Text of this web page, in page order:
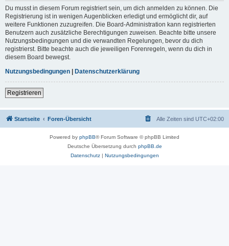
Du musst in diesem Forum registriert sein, um dich anmelden zu können. Die
Registrierung ist in wenigen Augenblicken erledigt und ermöglicht dir, auf
weitere Funktionen zuzugreifen. Die Board-Administration kann registrierten
Benutzern auch zusätzliche Berechtigungen zuweisen. Beachte bitte unsere
Nutzungsbedingungen und die verwandten Regelungen, bevor du dich
registrierst. Bitte beachte auch die jeweiligen Forenregeln, wenn du dich in
diesem Board bewegst.
Nutzungsbedingungen | Datenschutzerklärung
Registrieren
Startseite Foren-Übersicht Alle Zeiten sind UTC+02:00
Powered by phpBB® Forum Software © phpBB Limited
Deutsche Übersetzung durch phpBB.de
Datenschutz| Nutzungsbedingungen